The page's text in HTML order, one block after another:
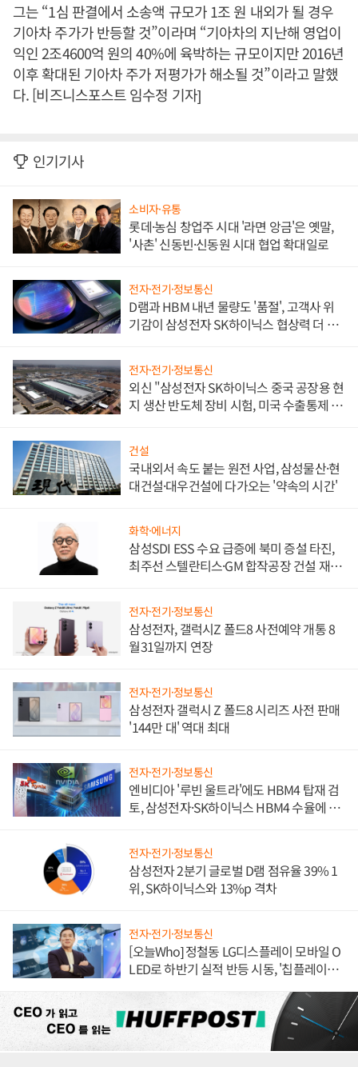
그는 “1심 판결에서 소송액 규모가 1조 원 내외가 될 경우
기아차 주가가 반등할 것”이라며 “기아차의 지난해 영업이
익인 2조4600억 원의 40%에 육박하는 규모이지만 2016년
이후 확대된 기아차 주가 저평가가 해소될 것”이라고 말했
다. [비즈니스포스트 임수정 기자]
인기기사
소비자·유통
롯데·농심 창업주 시대 '라면 앙금'은 옛말,
'사촌' 신동빈·신동원 시대 협업 확대일로
전자·전기·정보통신
D램과 HBM 내년 물량도 '품절', 고객사 위
기감이 삼성전자 SK하이닉스 협상력 더 키
전자·전기·정보통신
외신 "삼성전자 SK하이닉스 중국 공장용 현
지 생산 반도체 장비 시험, 미국 수출통제 대
건설
국내외서 속도 붙는 원전 사업, 삼성물산·현
대건설·대우건설에 다가오는 '약속의 시간'
화학·에너지
삼성SDI ESS 수요 급증에 북미 증설 타진,
최주선 스텔란티스·GM 합작공장 건설 재추
전자·전기·정보통신
삼성전자, 갤럭시Z 폴드8 사전예약 개통 8
월31일까지 연장
전자·전기·정보통신
삼성전자 갤럭시 Z 폴드8 시리즈 사전 판매
'144만 대' 역대 최대
전자·전기·정보통신
엔비디아 '루빈 울트라'에도 HBM4 탑재 검
토, 삼성전자·SK하이닉스 HBM4 수율에 주
전자·전기·정보통신
삼성전자 2분기 글로벌 D램 점유율 39% 1
위, SK하이닉스와 13%p 격차
전자·전기·정보통신
[오늘Who] 정철동 LG디스플레이 모바일 O
LED로 하반기 실적 반등 시동, '칩플레이